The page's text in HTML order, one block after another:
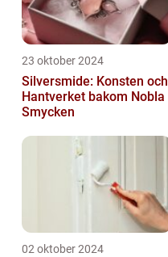
23 oktober 2024
Silversmide: Konsten och
Hantverket bakom Nobla
Smycken
02 oktober 2024